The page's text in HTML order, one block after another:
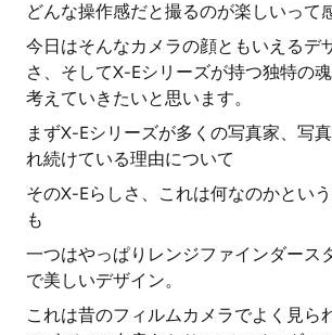
どんな操作感だと撮るのが楽しいって
今日はそんなカメラの顔ともいえるデ
さ、そしてX-Eシリーズが持つ独特の
考えていきたいと思います。
まずX-Eシリーズが多くの写真家、写
れ続けている理由について
そのX-Eらしさ、これは何なのかとい
も
一つはやっぱりレンジファインダース
で美しいデザイン。
これは昔のフィルムカメラでよく見ら